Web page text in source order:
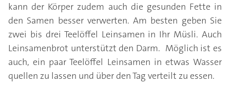
kann der Körper zudem auch die gesunden Fette in
den Samen besser verwerten. Am besten geben Sie
zwei bis drei Teelöffel Leinsamen in Ihr Müsli. Auch
Leinsamenbrot unterstützt den Darm. Möglich ist es
auch, ein paar Teelöffel Leinsamen in etwas Wasser
quellen zu lassen und über den Tag verteilt zu essen.